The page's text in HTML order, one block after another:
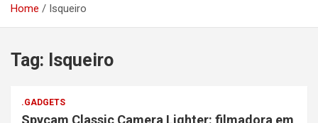
Home Isqueiro
Tag: Isqueiro
.GADGETS